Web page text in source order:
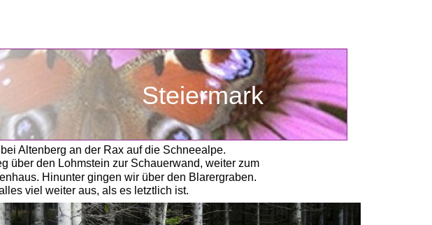
Steiermark
Altenberg an der Rax auf die Schneealpe.
über den Lohmstein zur Schauerwand, weiter zum
Hinunter gingen wir über den Blarergraben.
viel weiter aus, als es letztlich ist.